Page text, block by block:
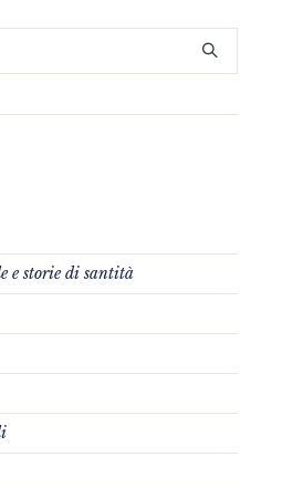
e storie di santità